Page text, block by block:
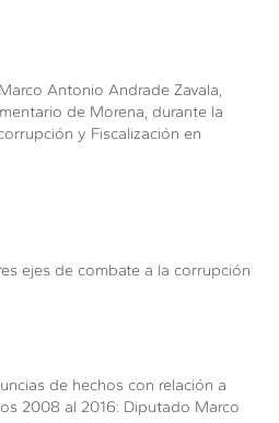
Antonio Andrade Zavala,
de Morena, durante la
y Fiscalización en
ejes de combate a la corrupción
de hechos con relación a
2008 al 2016: Diputado Marco